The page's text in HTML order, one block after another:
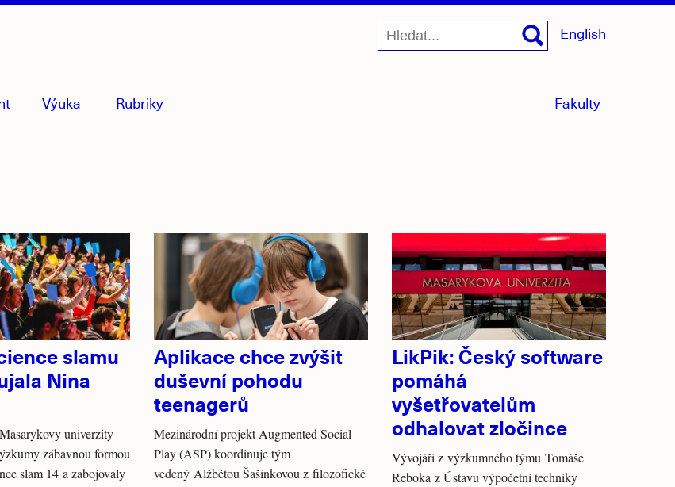
Výuka Rubriky Fakultymenu
English
slamu
Nina
univerzity
zábavnou formou
slam 14 a zabojovaly
Aplikace chce zvýšit
duševní pohodu
teenagerů
Mezinárodní projekt Augmented Social
Play (ASP) koordinuje tým
vedený Alžbětou Šašinkovou z filozofické
LikPik: Český software
pomáhá
vyšetřovatelům
odhalovat zločince
Vývojáři z výzkumného týmu Tomáše
Reboka z Ústavu výpočetní techniky